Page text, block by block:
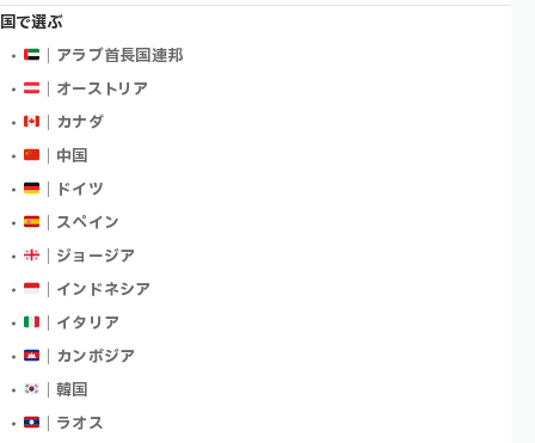
国で選ぶ
｜アラブ首長国連邦
｜オーストリア
｜カナダ
｜中国
｜ドイツ
｜スペイン
｜ジョージア
｜インドネシア
｜イタリア
｜カンボジア
｜韓国
｜ラオス